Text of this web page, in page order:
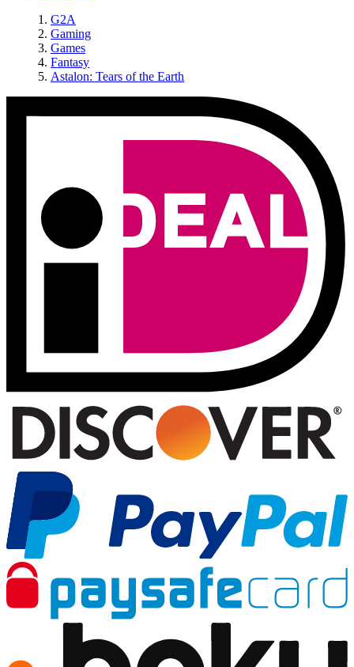
G2A
Gaming
Games
Fantasy
Astalon: Tears of the Earth